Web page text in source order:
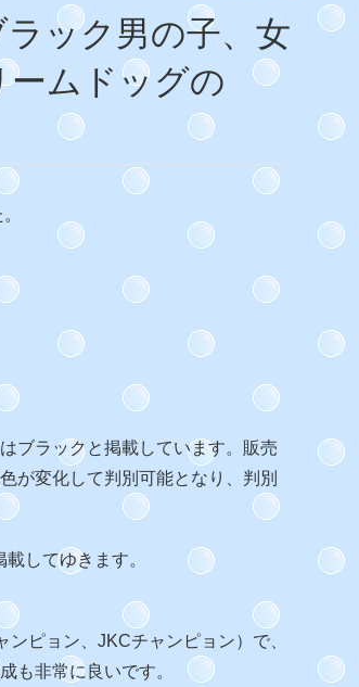
ムドッグの
ブラックと掲載しています。販売
が変化して判別可能となり、判別
載してゆきます。
ンピョン、JKCチャンピョン）で、
も非常に良いです。